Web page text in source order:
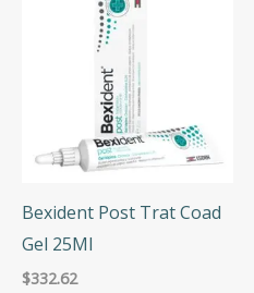
Bexident Post Trat Coad
Gel 25Ml
$332.62